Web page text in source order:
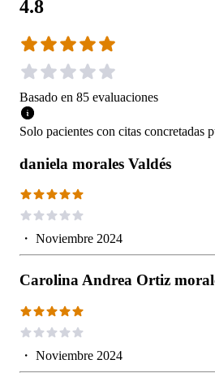
4.8
Basado en 85 evaluaciones
Solo pacientes con citas concretadas
daniela morales Valdés
・ Noviembre 2024
Carolina Andrea Ortiz
・ Noviembre 2024